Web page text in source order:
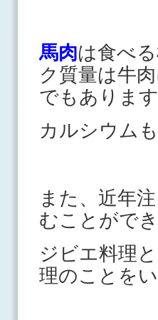
馬肉は食べ
ク質量は牛
でもあります
カルシウム
また、近年
むことがで
ジビエ料理
理のことをい